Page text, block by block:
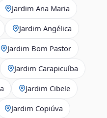
Jardim Ana Maria
Jardim Angélica
Jardim Bom Pastor
Jardim Carapicuíba
Jardim Cibele
Jardim Copiúva